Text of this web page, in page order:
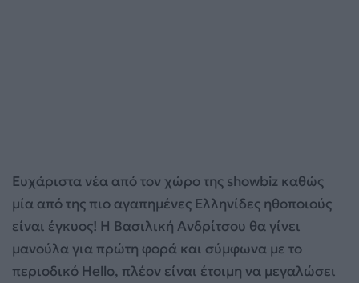
Ευχάριστα νέα από τον χώρο της showbiz καθώς
μία από της πιο αγαπημένες Ελληνίδες ηθοποιούς
είναι έγκυος! Η Βασιλική Ανδρίτσου θα γίνει
μανούλα για πρώτη φορά και σύμφωνα με το
περιοδικό Hello, πλέον είναι έτοιμη να μεγαλώσει